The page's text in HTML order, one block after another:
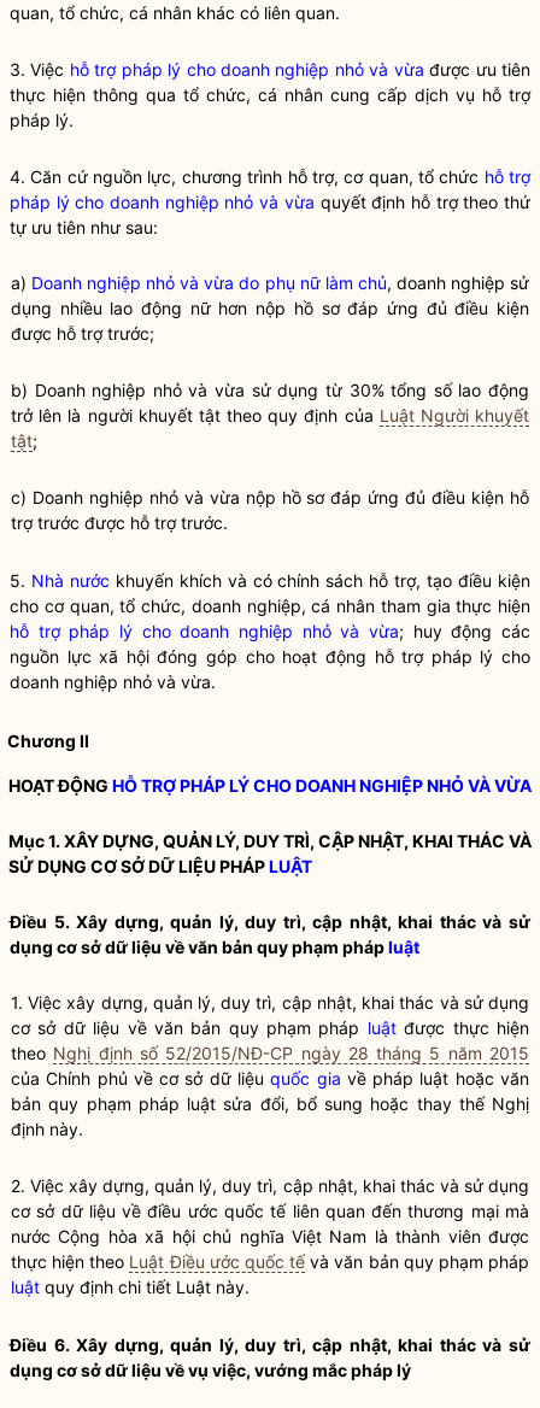
quan, tổ chức, cá nhân khác có liên quan.
3. Việc hỗ trợ pháp lý cho doanh nghiệp nhỏ và vừa được ưu tiên
thực hiện thông qua tổ chức, cá nhân cung cấp dịch vụ hỗ trợ
pháp lý.
4. Căn cứ nguồn lực, chương trình hỗ trợ, cơ quan, tổ chức hỗ trợ
pháp lý cho doanh nghiệp nhỏ và vừa quyết định hỗ trợ theo thứ
tự ưu tiên như sau:
a) Doanh nghiệp nhỏ và vừa do phụ nữ làm chủ, doanh nghiệp sử
dụng nhiều lao động nữ hơn nộp hồ sơ đáp ứng đủ điều kiện
được hỗ trợ trước;
b) Doanh nghiệp nhỏ và vừa sử dụng từ 30% tổng số lao động
trở lên là người khuyết tật theo quy định của Luật Người khuyết
tật;
c) Doanh nghiệp nhỏ và vừa nộp hồ sơ đáp ứng đủ điều kiện hỗ
trợ trước được hỗ trợ trước.
5. Nhà nước khuyến khích và có chính sách hỗ trợ, tạo điều kiện
cho cơ quan, tổ chức, doanh nghiệp, cá nhân tham gia thực hiện
hỗ trợ pháp lý cho doanh nghiệp nhỏ và vừa; huy động các
nguồn lực xã hội đóng góp cho hoạt động hỗ trợ pháp lý cho
doanh nghiệp nhỏ và vừa.
Chương II
HOẠT ĐỘNG HỖ TRỢ PHÁP LÝ CHO DOANH NGHIỆP NHỎ VÀ VỪA
Mục 1. XÂY DỰNG, QUẢN LÝ, DUY TRÌ, CẬP NHẬT, KHAI THÁC VÀ
SỬ DỤNG CƠ SỞ DỮ LIỆU PHÁPLUẬT
Điều 5. Xây dựng, quản lý, duy trì, cập nhật, khai thác và sử
dụng cơ sở dữ liệu về văn bản quy phạm phápluật
1. Việc xây dựng, quản lý, duy trì, cập nhật, khai thác và sử dụng
cơ sở dữ liệu về văn bản quy phạm pháp luậtđược thực hiện
theo Nghị định số 52/2015/NĐ-CP ngày 28 tháng 5 năm 2015
của Chính phủ về cơ sở dữ liệuquốc gia về pháp luật hoặc văn
bản quy phạm pháp luật sửa đổi, bổ sung hoặc thay thế Nghị
định này.
2. Việc xây dựng, quản lý, duy trì, cập nhật, khai thác và sử dụng
cơ sở dữ liệu về điều ước quốc tế liên quan đến thương mại mà
nước Cộng hòa xã hội chủ nghĩa Việt Nam là thành viên được
thực hiện theo Luật Điều ước quốc tếvà văn bản quy phạm pháp
luật quy định chi tiết Luật này.
Điều 6. Xây dựng, quản lý, duy trì, cập nhật, khai thác và sử
dụng cơ sở dữ liệu về vụ việc, vướng mắc pháp lý